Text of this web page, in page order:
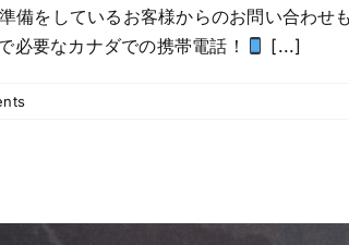
をしているお客様からのお問い合わせ
必要なカナダでの携帯電話！ [...]